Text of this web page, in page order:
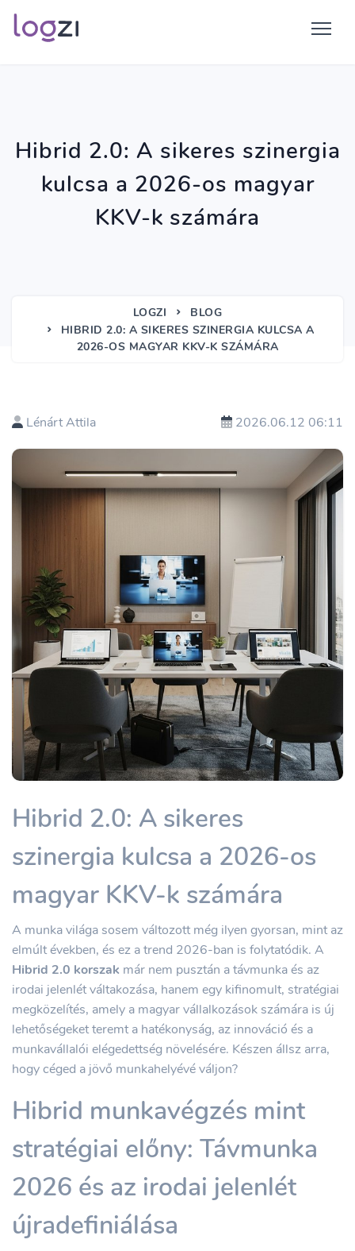
Hibrid 2.0: A sikeres szinergia
kulcsa a 2026-os magyar
KKV-k számára
LOGZI
BLOG
HIBRID 2.0: A SIKERES SZINERGIA KULCSA A
2026-OS MAGYAR KKV-K SZÁMÁRA
Lénárt Attila 2026.06.12 06:11
Hibrid 2.0: A sikeres
szinergia kulcsa a 2026-os
magyar KKV-k számára
A munka világa sosem változott még ilyen gyorsan, mint az
elmúlt években, és ez a trend 2026-ban is folytatódik. A
Hibrid 2.0 korszak már nem pusztán a távmunka és az
irodai jelenlét váltakozása, hanem egy kifinomult, stratégiai
megközelítés, amely a magyar vállalkozások számára is új
lehetőségeket teremt a hatékonyság, az innováció és a
munkavállalói elégedettség növelésére. Készen állsz arra,
hogy céged a jövő munkahelyévé váljon?
Hibrid munkavégzés mint
stratégiai előny: Távmunka
2026 és az irodai jelenlét
újradefiniálása